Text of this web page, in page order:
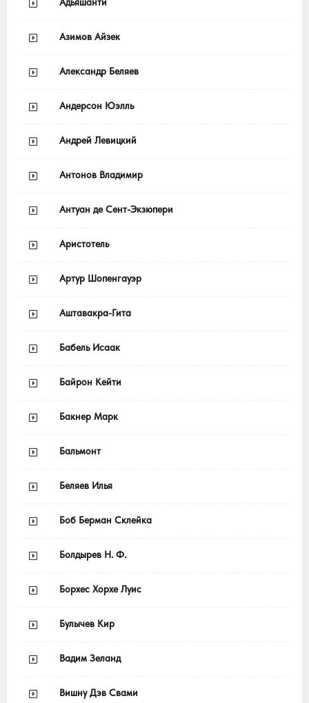
Азимов Айзек
Александр Беляев
Андерсон Юэлль
Андрей Левицкий
Антонов Владимир
Антуан де Сент-Экзюпери
Аристотель
Артур Шопенгауэр
Аштавакра-Гита
Бабель Исаак
Байрон Кейти
Бакнер Марк
Бальмонт
Беляев Илья
Боб Берман Склейка
Болдырев Н. Ф.
Борхес Хорхе Луис
Булычев Кир
Вадим Зеланд
Вишну Дэв Свами